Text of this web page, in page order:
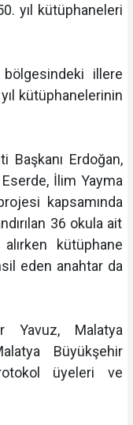
yıl kütüphaneleri
bölgesindeki illere
kütüphanelerinin
Başkanı Erdoğan,
İlim Yayma
kapsamında
36 okula ait
kütüphane
eden anahtar da
Yavuz, Malatya
Büyükşehir
üyeleri ve